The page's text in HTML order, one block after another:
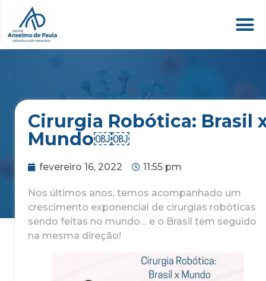
Cirurgia Robótica: Brasil
Mundo￼￼
fevereiro 16, 2022 11:55 pm
Nos últimos anos, temos acompanhado um
crescimento exponencial de cirurgias robóticas
sendo feitas no mundo… e o Brasil tem seguido
na mesma direção!⠀